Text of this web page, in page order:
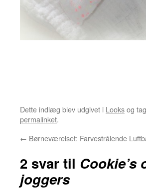
Dette indlæg blev udgivet i Looksog
permalinket.
← Børneværelset: Farvestrålende
2 svar til Cookie’s
joggers